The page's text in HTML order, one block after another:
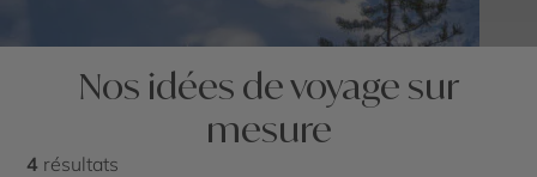
Nos idées de voyage sur
mesure
4 résultats